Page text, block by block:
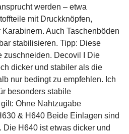
werden – etwa
mit Druckknöpfen,
Auch Taschenböden
stabilisieren. Tipp: Diese
zuschneiden. Decovil I Die
dicker und stabiler als die
nur bedingt zu empfehlen. Ich
besonders stabile
Ohne Nahtzugabe
& H640 Beide Einlagen sind
H640 ist etwas dicker und